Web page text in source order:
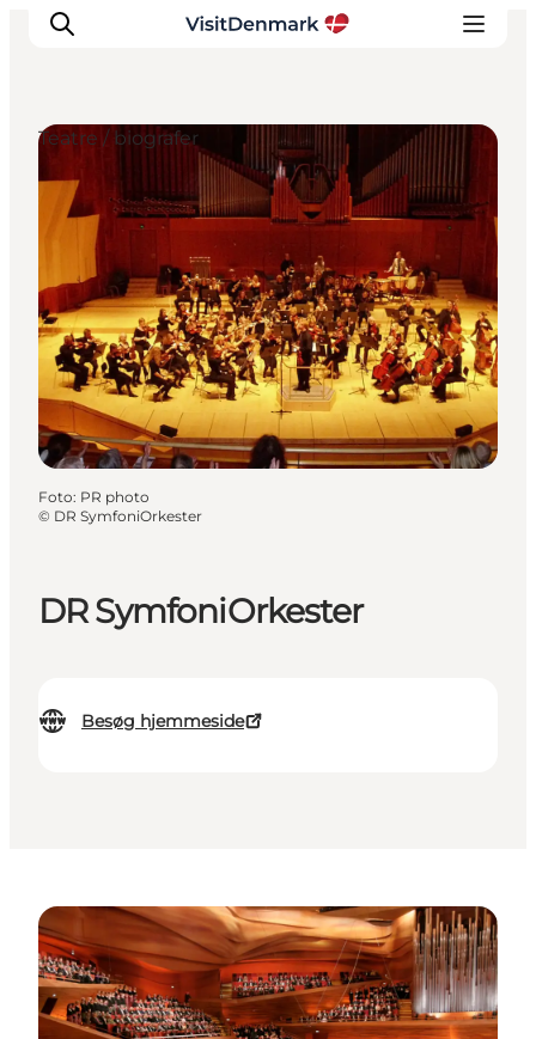
Inspiration
Destinationer
Oplevelser
Overnatning
Planlæg ferien
DR SymfoniOrkester
Besøg hjemmeside
Teatre / biografer
Foto: PR photo
© DR SymfoniOrkester